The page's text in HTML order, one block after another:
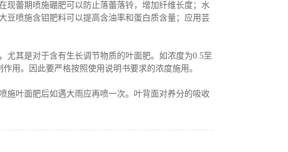
现蕾期喷施硼肥可以防止落蕾落铃，增加纤维长度；水
豆喷施含钼肥料可以提高含油率和蛋白质含量；应用芸
其是对于含有生长调节物质的叶面肥。如浓度为0.5至
用。因此要严格按照使用说明书要求的浓度施用。
叶面肥后如遇大雨应再喷一次。叶背面对养分的吸收